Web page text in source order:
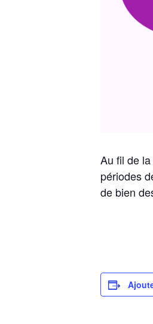
Au fil de
périodes
de bien